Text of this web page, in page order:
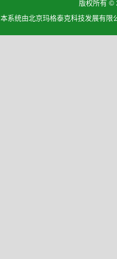
版权所有 ©
本系统由北京玛格泰克科技发展有